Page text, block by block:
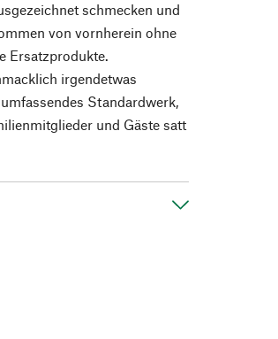
schmecken und
von vornherein ohne
Ersatzprodukte.
irgendetwas
Standardwerk,
und Gäste satt